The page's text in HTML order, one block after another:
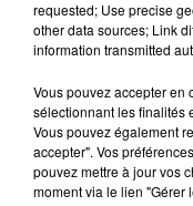
l’absence de rejets.
plus grasse"avoue
les pilotes
cochons...".
requested; Use precise
other data sources; Link
information transmitted
Vous pouvez accepter en
sélectionnant les finalités
Vous pouvez également
accepter". Vos
pouvez mettre à jour vos
moment via le lien "Gérer